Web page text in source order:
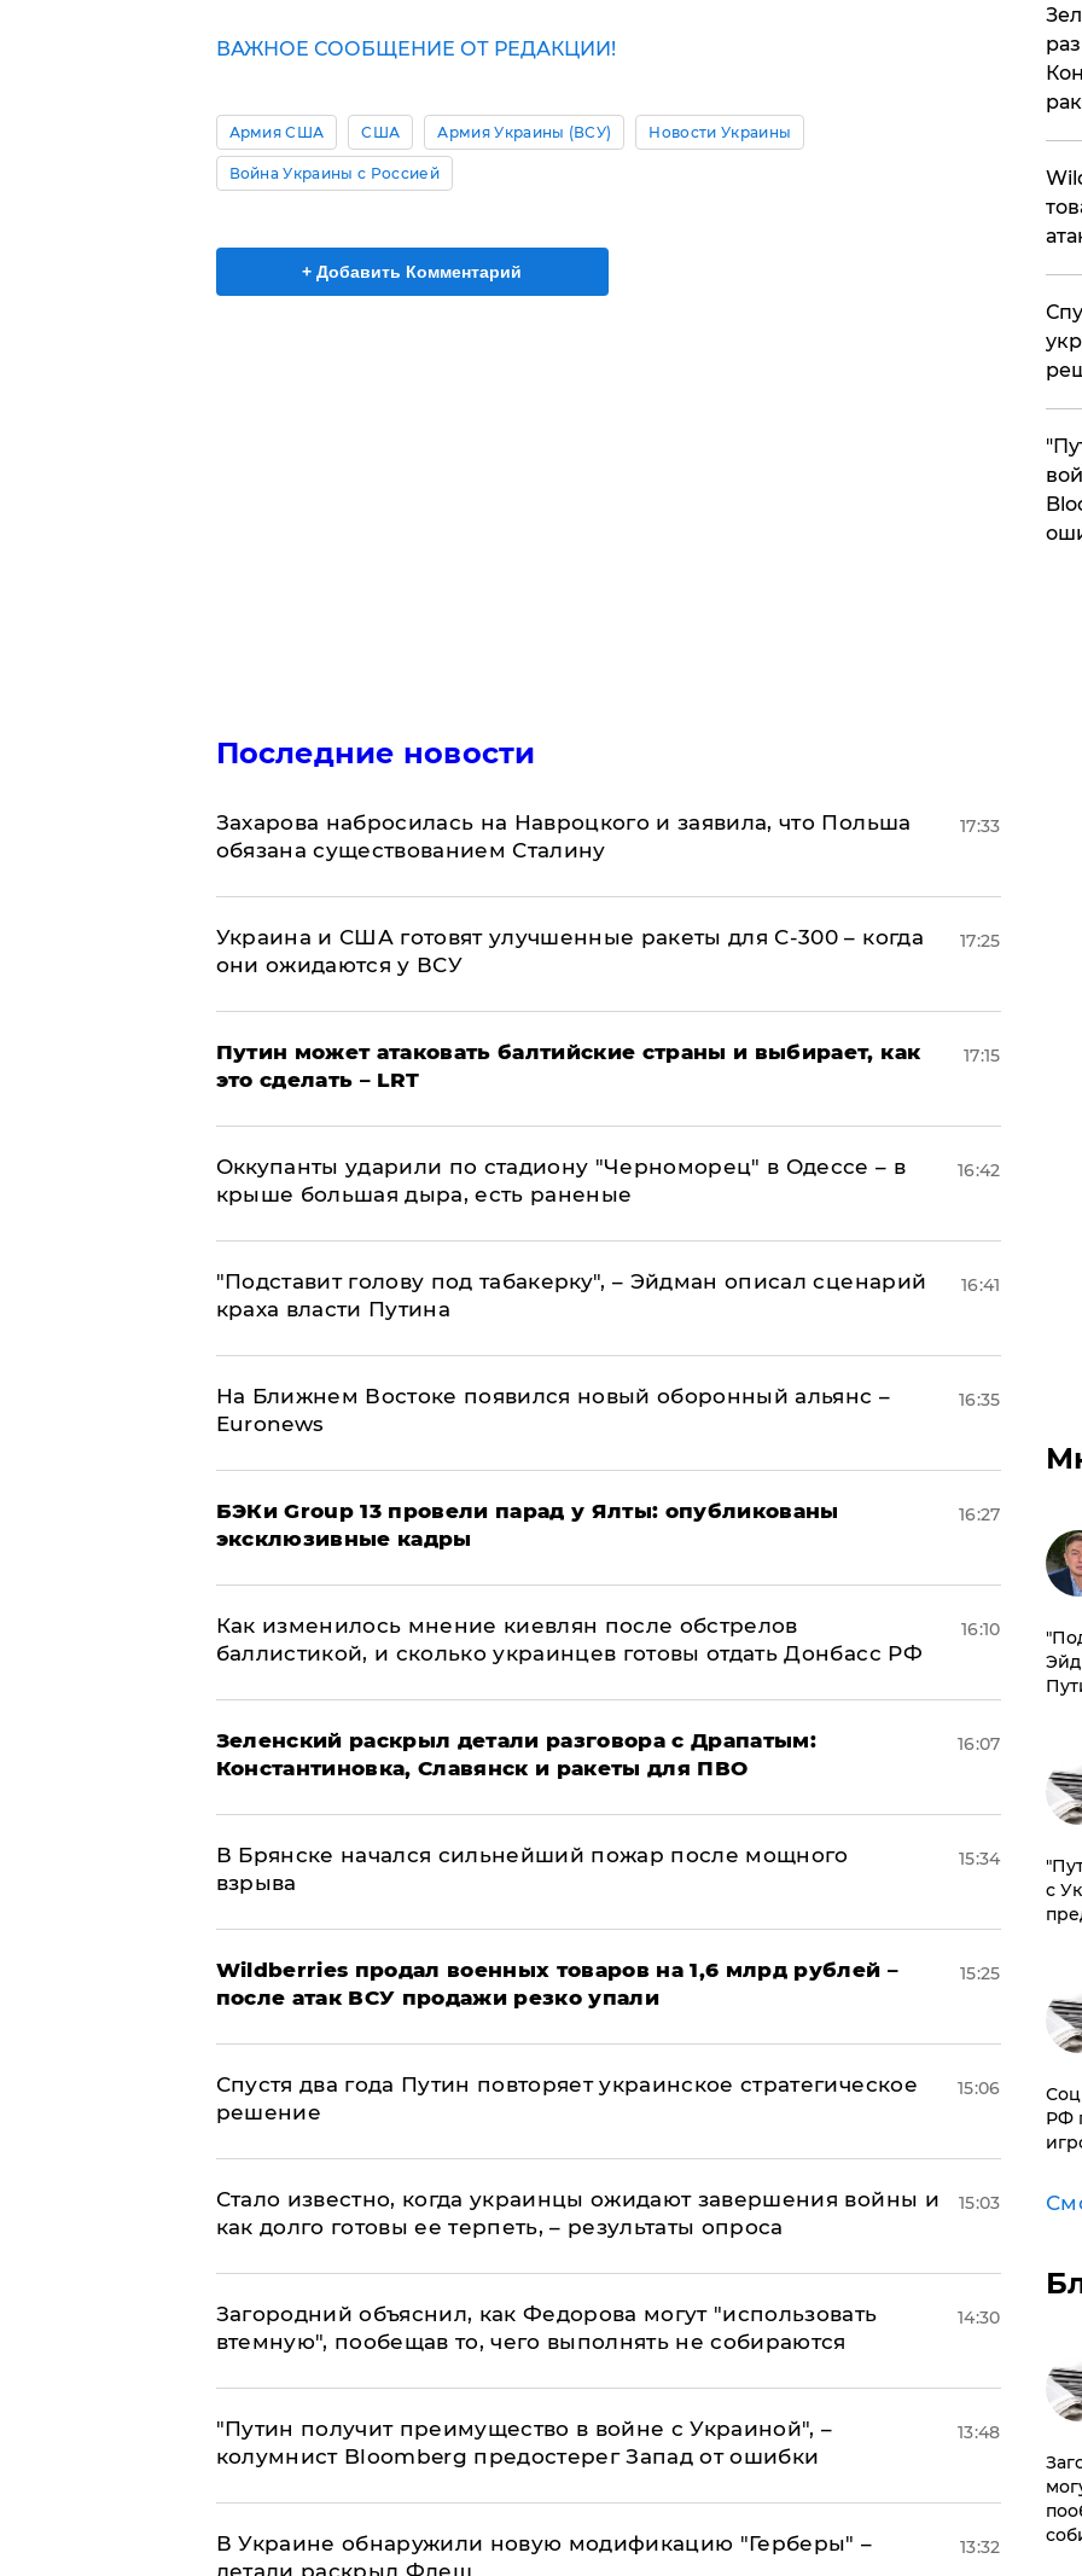
ВАЖНОЕ СООБЩЕНИЕ ОТ РЕДАКЦИИ!
Армия США США Армия Украины (ВСУ) Новости Украины
Война Украины с Россией
+ Добавить Комментарий
Последние новости
​Захарова набросилась на Навроцкого и заявила, что Польша
обязана существованием Сталину
17:33
Украина и США готовят улучшенные ракеты для С-300 – когда
они ожидаются у ВСУ
17:25
Путин может атаковать балтийские страны и выбирает, как
это сделать – LRT
17:15
Оккупанты ударили по стадиону "Черноморец" в Одессе – в
крыше большая дыра, есть раненые
16:42
​"Подставит голову под табакерку", – Эйдман описал сценарий
краха власти Путина
16:41
На Ближнем Востоке появился новый оборонный альянс –
Euronews
16:35
​БЭКи Group 13 провели парад у Ялты: опубликованы
эксклюзивные кадры
16:27
Как изменилось мнение киевлян после обстрелов
баллистикой, и сколько украинцев готовы отдать Донбасс РФ
16:10
​Зеленский раскрыл детали разговора с Драпатым:
Константиновка, Славянск и ракеты для ПВО
16:07
В Брянске начался сильнейший пожар после мощного
взрыва
15:34
​Wildberries продал военных товаров на 1,6 млрд рублей –
после атак ВСУ продажи резко упали
15:25
Спустя два года Путин повторяет украинское стратегическое
решение
15:06
Стало известно, когда украинцы ожидают завершения войны и
как долго готовы ее терпеть, – результаты опроса
15:03
Загородний объяснил, как Федорова могут "использовать
втемную", пообещав то, чего выполнять не собираются
14:30
"Путин получит преимущество в войне с Украиной", –
колумнист Bloomberg предостерег Запад от ошибки
13:48
В Украине обнаружили новую модификацию "Герберы" –
детали раскрыл Флеш
13:32
с
РФ